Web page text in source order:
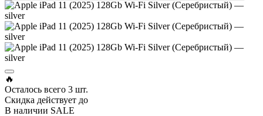
🔥
Осталось всего 3 шт.
Скидка действует до
В наличии SALE